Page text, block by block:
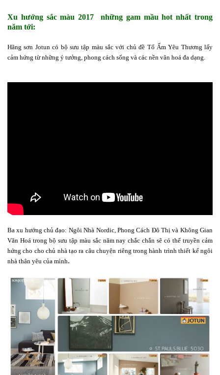
Xu hướng sắc màu 2017 những gam mầu hot nhất trong
năm tới:
Hãng sơn Jotun có bộ sưu tập màu sắc với chủ đề Tổ Ấm Yêu Thương lấy
cảm hứng từ những ý tưởng, phong cách sống và các nền văn hoá đa dạng.
Ba xu hướng chủ đạo: Ngôi Nhà Nordic, Phong Cách Đô Thị và Không Gian
Văn Hoá trong bộ sưu tập màu sắc năm nay chắc chắn sẽ có thể truyền cảm
hứng cho cho chủ nhà tạo ra câu chuyện riêng trong hành trình thiết kế ngôi
nhà thân yêu của mình.